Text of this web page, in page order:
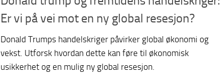
Er vi på vei mot en ny global resesjon?
Donald Trumps handelskriger påvirker global økonomi og
vekst. Utforsk hvordan dette kan føre til økonomisk
usikkerhet og en mulig ny global resesjon.